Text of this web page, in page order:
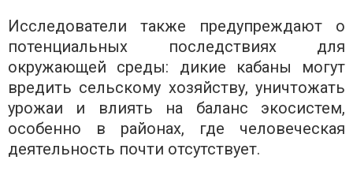
Исследователи также предупреждают о
потенциальных последствиях для
окружающей среды: дикие кабаны могут
вредить сельскому хозяйству, уничтожать
урожаи и влиять на баланс экосистем,
особенно в районах, где человеческая
деятельность почти отсутствует.